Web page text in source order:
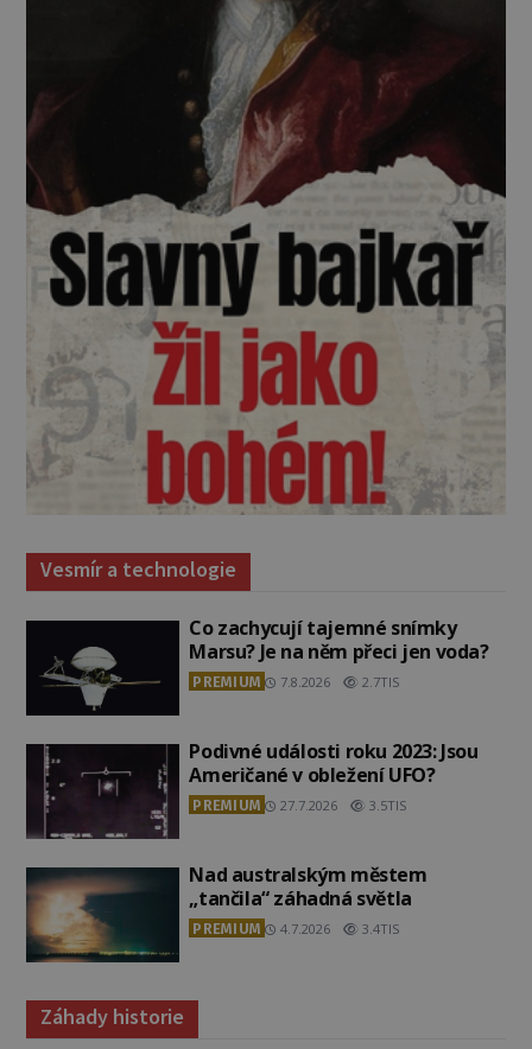
Vesmír a technologie
Co zachycují tajemné snímky
Marsu? Je na něm přeci jen voda?
PREMIUM 7.8.2026 2.7TIS
Podivné události roku 2023: Jsou
Američané v obležení UFO?
PREMIUM 27.7.2026 3.5TIS
Nad australským městem
„tančila“ záhadná světla
PREMIUM 4.7.2026 3.4TIS
Záhady historie